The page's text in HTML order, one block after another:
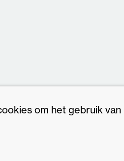
om het gebruik van